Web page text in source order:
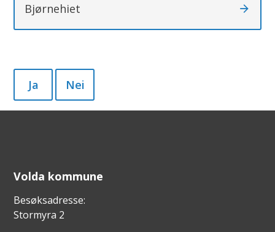
e
Bjørnehiet
Ja Nei
Volda kommune
Besøksadresse:
Stormyra 2